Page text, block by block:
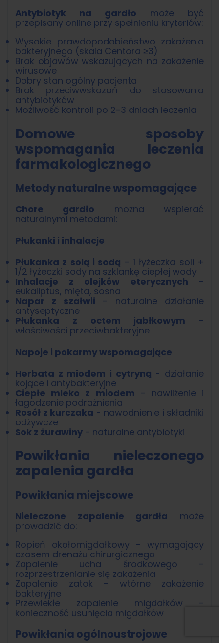
Antybiotyk na gardło może być
przepisany online przy spełnieniu kryteriów:
Wysokie prawdopodobieństwo zakażenia
bakteryjnego (skala Centora ≥3)
Brak objawów wskazujących na zakażenie
wirusowe
Dobry stan ogólny pacjenta
Brak przeciwwskazań do stosowania
antybiotyków
Możliwość kontroli po 2-3 dniach leczenia
Domowe sposoby
wspomagania leczenia
farmakologicznego
Metody naturalne wspomagające
Chore gardło można wspierać
naturalnymi metodami:
Płukanki i inhalacje
Płukanka z solą i sodą - 1 łyżeczka soli +
1/2 łyżeczki sody na szklankę ciepłej wody
Inhalacje z olejków eterycznych -
eukaliptus, mięta, sosna
Napar z szałwii - naturalne działanie
antyseptyczne
Płukanka z octem jabłkowym -
właściwości przeciwbakteryjne
Napoje i pokarmy wspomagające
Herbata z miodem i cytryną - działanie
kojące i antybakteryjne
Ciepłe mleko z miodem - nawilżenie i
łagodzenie podrażnienia
Rosół z kurczaka - nawodnienie i składniki
odżywcze
Sok z żurawiny - naturalne antybiotyki
Powikłania nieleczonego
zapalenia gardła
Powikłania miejscowe
Nieleczone zapalenie gardła może
prowadzić do:
Ropień okołomigdałkowy - wymagający
czasem drenażu chirurgicznego
Zapalenie ucha środkowego -
rozprzestrzenianie się zakażenia
Zapalenie zatok - wtórne zakażenie
bakteryjne
Przewlekłe zapalenie migdałków -
konieczność usunięcia migdałków
Powikłania ogólnoustrojowe